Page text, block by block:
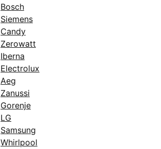
Bosch
Siemens
Candy
Zerowatt
Iberna
Electrolux
Aeg
Zanussi
Gorenje
LG
Samsung
Whirlpool